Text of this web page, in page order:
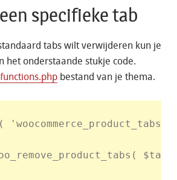
specifieke tab
tabs wilt verwijderen kun je
het onderstaande stukje code.
functions.php bestand van je thema.